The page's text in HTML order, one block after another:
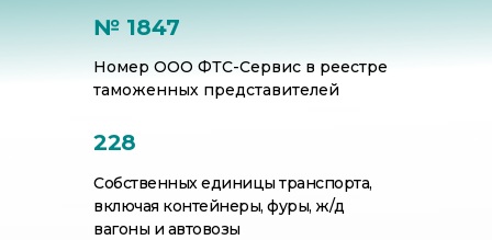
Собственных единицы транспорта,
включая контейнеры, фуры, ж/д
вагоны и автовозы
228
Номер ООО ФТС-Сервис в реестре
таможенных представителей
№ 1847